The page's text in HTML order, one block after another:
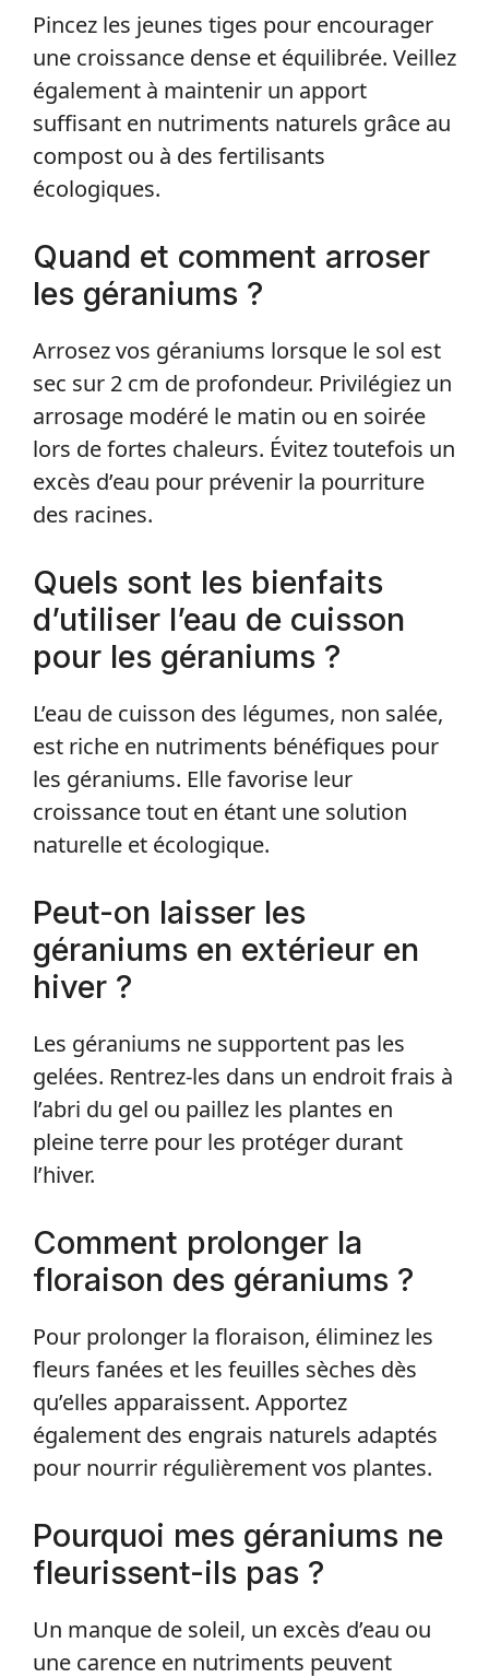
Pincez les jeunes tiges pour encourager
une croissance dense et équilibrée. Veillez
également à maintenir un apport
suffisant en nutriments naturels grâce au
compost ou à des fertilisants
écologiques.
Quand et comment arroser
les géraniums ?
Arrosez vos géraniums lorsque le sol est
sec sur 2 cm de profondeur. Privilégiez un
arrosage modéré le matin ou en soirée
lors de fortes chaleurs. Évitez toutefois un
excès d’eau pour prévenir la pourriture
des racines.
Quels sont les bienfaits
d’utiliser l’eau de cuisson
pour les géraniums ?
L’eau de cuisson des légumes, non salée,
est riche en nutriments bénéfiques pour
les géraniums. Elle favorise leur
croissance tout en étant une solution
naturelle et écologique.
Peut-on laisser les
géraniums en extérieur en
hiver ?
Les géraniums ne supportent pas les
gelées. Rentrez-les dans un endroit frais à
l’abri du gel ou paillez les plantes en
pleine terre pour les protéger durant
l’hiver.
Comment prolonger la
floraison des géraniums ?
Pour prolonger la floraison, éliminez les
fleurs fanées et les feuilles sèches dès
qu’elles apparaissent. Apportez
également des engrais naturels adaptés
pour nourrir régulièrement vos plantes.
Pourquoi mes géraniums ne
fleurissent-ils pas ?
Un manque de soleil, un excès d’eau ou
une carence en nutriments peuvent